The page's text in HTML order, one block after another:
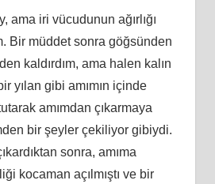
ama iri vücudunun ağırlığı
Bir müddet sonra göğsünden
kaldırdım, ama halen kalın
yılan gibi amımın içinde
amımdan çıkarmaya
bir şeyler çekiliyor gibiydi.
sonra, amıma
kocaman açılmıştı ve bir